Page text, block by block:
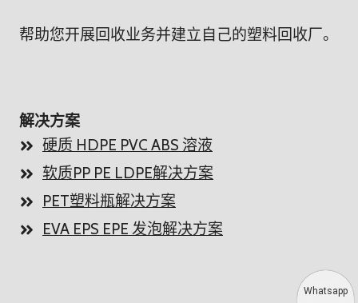
帮助您开展回收业务并建立自己的塑料回收厂。
解决方案
硬质 HDPE PVC ABS 溶液
软质PP PE LDPE解决方案
PET塑料瓶解决方案
EVA EPS EPE 发泡解决方案
Whatsapp